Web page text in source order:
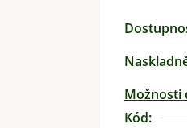
Možnosti
Kód: